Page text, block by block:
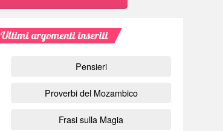
Ultimi argomenti inseriti
Pensieri
Proverbi del Mozambico
Frasi sulla Magia